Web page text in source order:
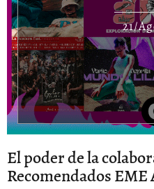
21/
El poder de la
Recomendados EME